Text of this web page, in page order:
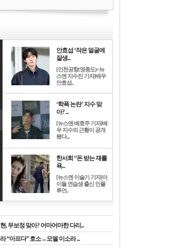
안효섭 ‘작은 얼굴에
잘생...
[인천공항(영종도)=뉴
스엔 지수진 기자]배우
안효섭..
‘학폭 논란’ 지수 맞
아? ...
[뉴스엔 배효주 기자]배
우 지수의 근황이 공개
됐다...
한서희 “돈 받는 쟤를
욕...
[뉴스엔 이슬기 기자]아
이돌 연습생 출신 인플
루언..
, 무보정 맞아? 어마어마한 다리...
“아프다” 호소→모델 이소라 ...